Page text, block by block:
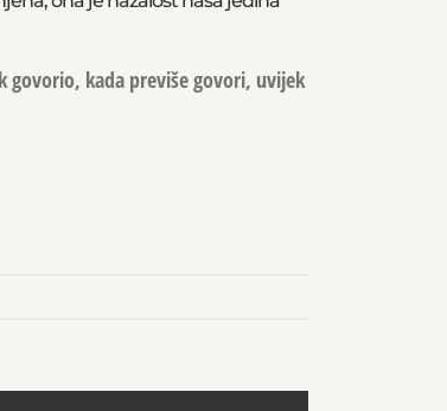
govorio, kada previše govori, uvijek